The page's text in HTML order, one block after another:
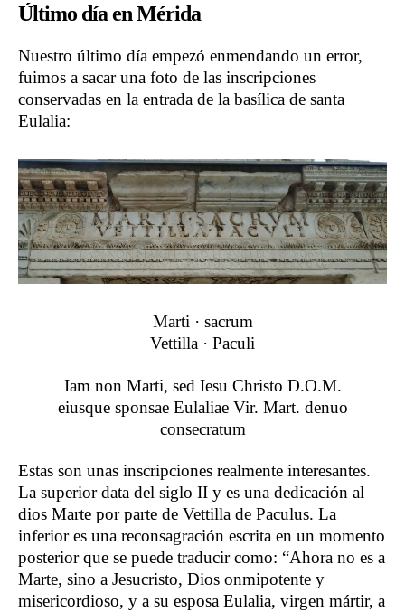
Último día en Mérida
Nuestro último día empezó enmendando un error,
fuimos a sacar una foto de las inscripciones
conservadas en la entrada de la basílica de santa
Eulalia:
Marti · sacrum
Vettilla · Paculi
Iam non Marti, sed Iesu Christo D.O.M.
eiusque sponsae Eulaliae Vir. Mart. denuo
consecratum
Estas son unas inscripciones realmente interesantes.
La superior data del siglo II y es una dedicación al
dios Marte por parte de Vettilla de Paculus. La
inferior es una reconsagración escrita en un momento
posterior que se puede traducir como: “Ahora no es a
Marte, sino a Jesucristo, Dios onmipotente y
misericordioso, y a su esposa Eulalia, virgen mártir, a